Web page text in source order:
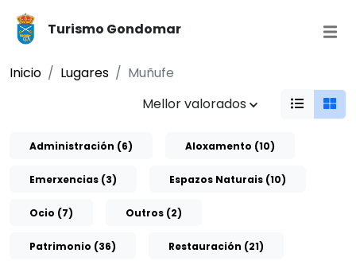
Turismo Gondomar
Inicio Lugares
Muñufe
Mellor valorados
Administración (6) Aloxamento (10)
Emerxencias (3) Espazos Naturais (10)
Ocio (7) Outros (2)
Patrimonio (36) Restauración (21)